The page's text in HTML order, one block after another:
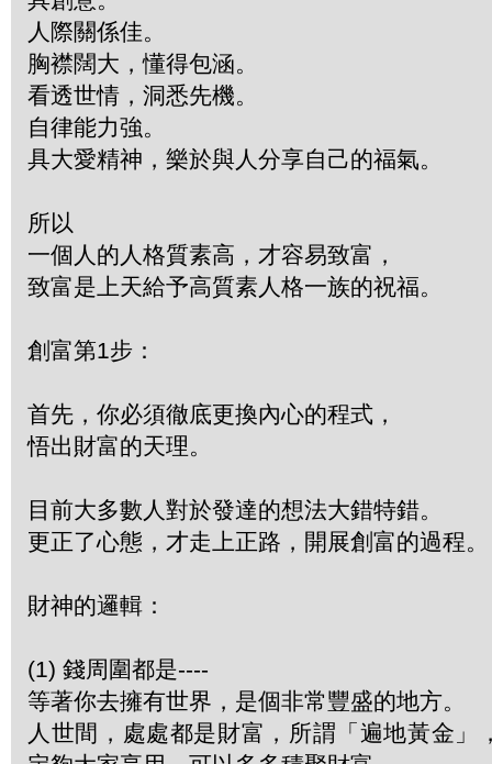
人際關係佳。
胸襟闊大，懂得包涵。
看透世情，洞悉先機。
自律能力強。
具大愛精神，樂於與人分享自己的福氣。
所以
一個人的人格質素高，才容易致富，
致富是上天給予高質素人格一族的祝福。
創富第1步：
首先，你必須徹底更換內心的程式，
悟出財富的天理。
目前大多數人對於發達的想法大錯特錯。
更正了心態，才走上正路，開展創富的過程。
財神的邏輯：
(1) 錢周圍都是----
等著你去擁有世界，是個非常豐盛的地方。
人世間，處處都是財富，所謂「遍地黃金」